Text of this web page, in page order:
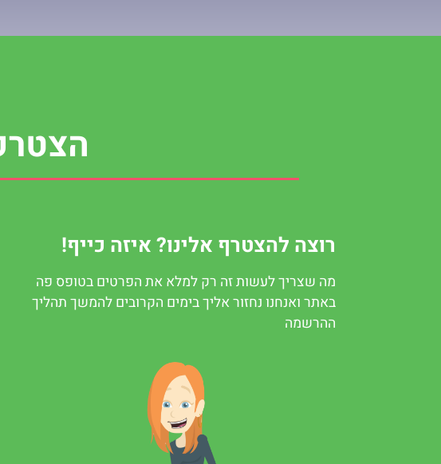
רוצה להצטרף אלינו? איזה כייף!
מה שצריך לעשות זה רק למלא את הפרטים בטופס פה
באתר ואנחנו נחזור אליך בימים הקרובים להמשך תהליך
ההרשמה